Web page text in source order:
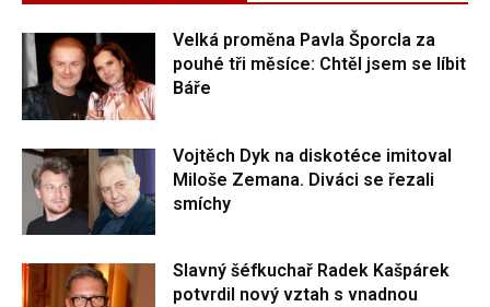
Velká proměna Pavla Šporcla za
pouhé tři měsíce: Chtěl jsem se líbit
Báře
Vojtěch Dyk na diskotéce imitoval
Miloše Zemana. Diváci se řezali
smíchy
Slavný šéfkuchař Radek Kašpárek
potvrdil nový vztah s vnadnou